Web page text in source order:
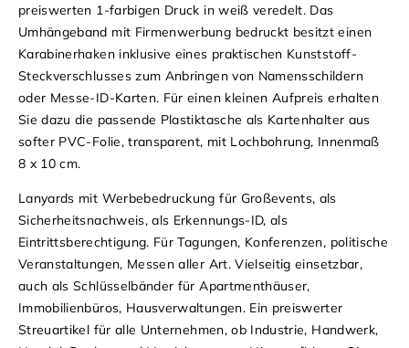
preiswerten 1-farbigen Druck in weiß veredelt. Das
Umhängeband mit Firmenwerbung bedruckt besitzt einen
Karabinerhaken inklusive eines praktischen Kunststoff-
Steckverschlusses zum Anbringen von Namensschildern
oder Messe-ID-Karten. Für einen kleinen Aufpreis erhalten
Sie dazu die passende Plastiktasche als Kartenhalter aus
softer PVC-Folie, transparent, mit Lochbohrung, Innenmaß
8 x 10 cm.
Lanyards mit Werbebedruckung für Großevents, als
Sicherheitsnachweis, als Erkennungs-ID, als
Eintrittsberechtigung. Für Tagungen, Konferenzen, politische
Veranstaltungen, Messen aller Art. Vielseitig einsetzbar,
auch als Schlüsselbänder für Apartmenthäuser,
Immobilienbüros, Hausverwaltungen. Ein preiswerter
Streuartikel für alle Unternehmen, ob Industrie, Handwerk,